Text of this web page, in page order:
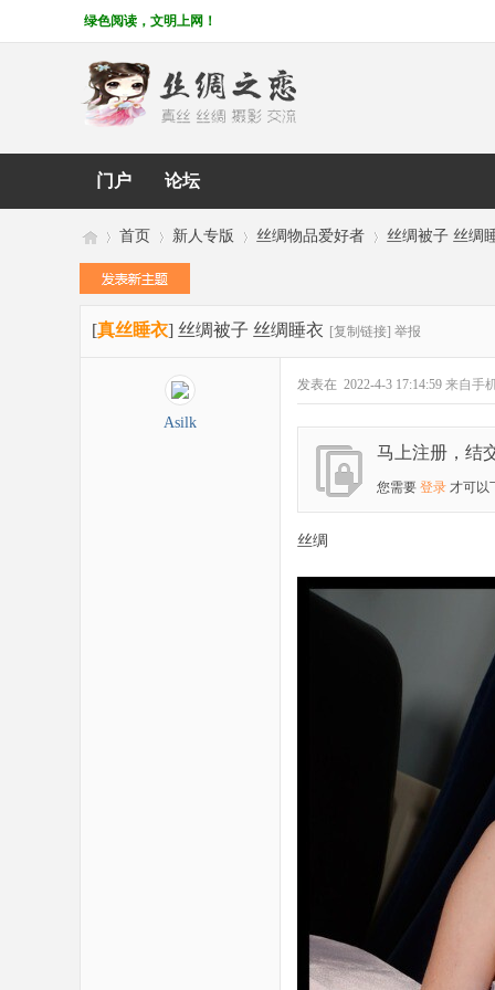
绿色阅读，文明上网！
门户 论坛
丝»
首页
›
新人专版
›
丝绸物品爱好者
›
丝绸被子 丝绸
[真丝睡衣] 丝绸被子 丝绸睡衣 [复制链接] 举报
Asilk
发表在 2022-4-3 17:14:59 来自手
马上注册，结
您需要 登录 才可以
丝绸